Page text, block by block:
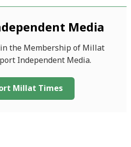
Media
the Membership of Millat
Independent Media.
Millat Times